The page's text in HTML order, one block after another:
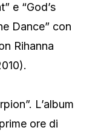
e “God’s
Dance” con
Rihanna
L’album
ore di